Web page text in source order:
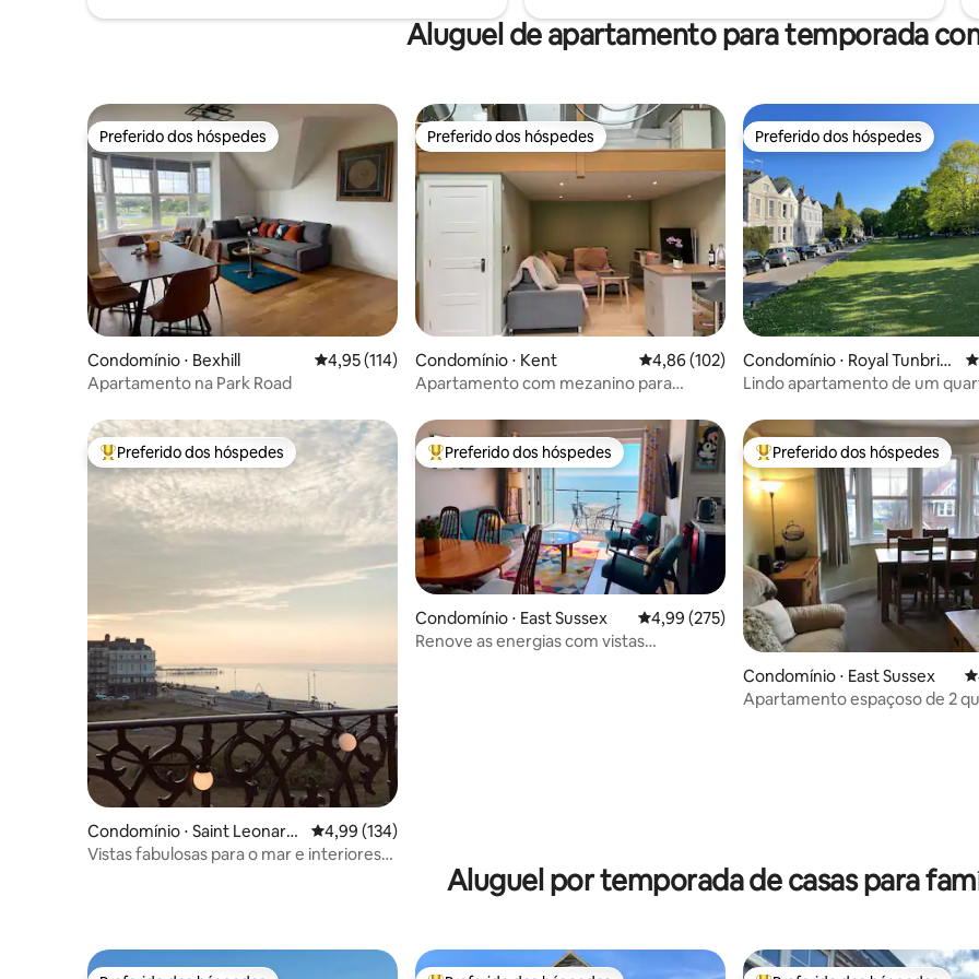
Aluguel de apartamento para temporada
Preferido dos hóspedes
Preferido dos hóspedes
Condomínio ⋅ Bexhill 4,95 de uma avaliação média de 5, 114 avaliações
4,95 (114)
Apartamento na Park Road
Preferido dos hóspedes
Preferido dos hóspedes
Condomínio ⋅ Kent 4,86 de uma avaliação média de 5, 102
4,86 (102)
Apartamento com mezanino para
Preferido dos hóspedes
Preferido dos hóspedes
Condomínio ⋅ Royal Tunbrid
ge Wells
Lindo apartamento de um
Entre os melhores preferidos dos hóspedes
Preferido dos hóspedes
Condomínio ⋅ Saint Leonard
s
4,99 de uma avaliação média de 5, 134 avaliações
4,99 (134)
Vistas fabulosas para o mar e interiores
Entre os melhores preferidos dos hóspedes
Preferido dos hóspedes
Condomínio ⋅ East Sussex 4,99 de uma avaliação média de 5, 275
4,99 (275)
Renove as energias com vistas
Entre os melhores preferidos
Preferido dos hóspedes
Condomínio ⋅ East Sussex
Apartamento espaçoso de 2
Aluguel por temporada de casas para